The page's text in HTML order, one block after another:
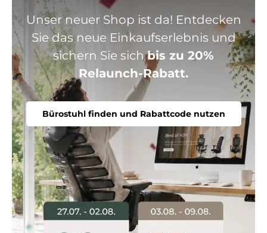
Unser neuer Shop ist da! Entdecken
Sie das neue Einkaufserlebnis und
sichern Sie sichbis zu 20%
Relaunch-Rabatt.
Bürostuhl finden und Rabattcode nutzen